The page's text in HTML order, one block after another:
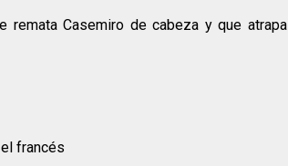
remata Casemiro de cabeza y que atrapa
francés